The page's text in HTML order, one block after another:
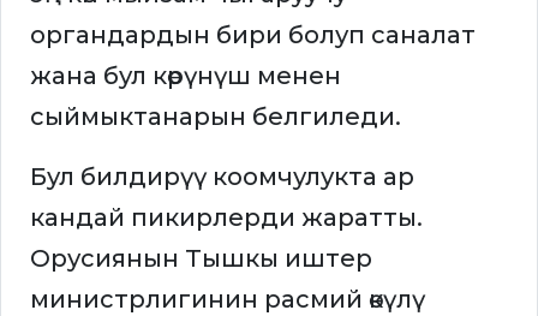
органдардын бири болуп саналат
жана бул көрүнүш менен
сыймыктанарын белгиледи.
Бул билдирүү коомчулукта ар
кандай пикирлерди жаратты.
Орусиянын Тышкы иштер
министрлигинин расмий өкүлү